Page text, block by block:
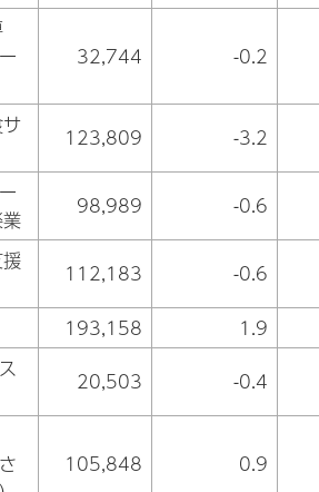
32,744 -0.2
123,809 -3.2
98,989 -0.6
112,183 -0.6
193,158 1.9
20,503 -0.4
105,848 0.9